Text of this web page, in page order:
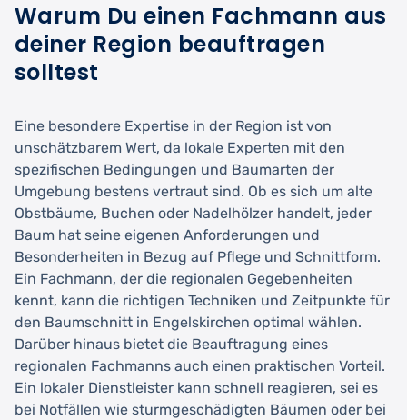
Warum Du einen Fachmann aus
deiner Region beauftragen
solltest
Eine besondere Expertise in der Region ist von
unschätzbarem Wert, da lokale Experten mit den
spezifischen Bedingungen und Baumarten der
Umgebung bestens vertraut sind. Ob es sich um alte
Obstbäume, Buchen oder Nadelhölzer handelt, jeder
Baum hat seine eigenen Anforderungen und
Besonderheiten in Bezug auf Pflege und Schnittform.
Ein Fachmann, der die regionalen Gegebenheiten
kennt, kann die richtigen Techniken und Zeitpunkte für
den Baumschnitt in Engelskirchen optimal wählen.
Darüber hinaus bietet die Beauftragung eines
regionalen Fachmanns auch einen praktischen Vorteil.
Ein lokaler Dienstleister kann schnell reagieren, sei es
bei Notfällen wie sturmgeschädigten Bäumen oder bei